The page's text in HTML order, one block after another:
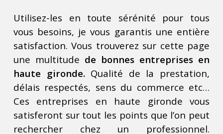
Utilisez-les en toute sérénité pour tous
vous besoins, je vous garantis une entière
satisfaction. Vous trouverez sur cette page
une multitude de bonnes entreprises en
haute gironde. Qualité de la prestation,
délais respectés, sens du commerce etc…
Ces entreprises en haute gironde vous
satisferont sur tout les points que l’on peut
rechercher chez un professionnel.